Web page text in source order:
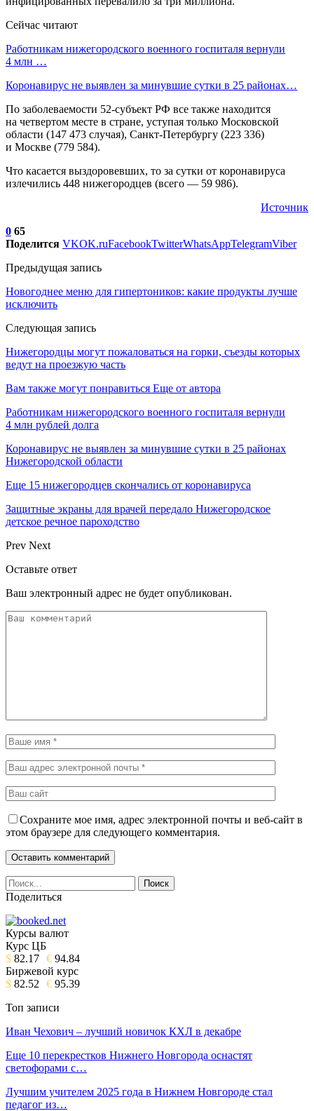
Сейчас читают
Работникам нижегородского военного госпиталя вернули
4 млн …
Коронавирус не выявлен за минувшие сутки в 25 районах…
По заболеваемости 52-субъект РФ все также находится
на четвертом месте в стране, уступая только Московской
области (147 473 случая), Санкт-Петербургу (223 336)
и Москве (779 584).
Что касается выздоровевших, то за сутки от коронавируса
излечились 448 нижегородцев (всего — 59 986).
Источник
0 65
Поделится VKOK.ruFacebookTwitterWhatsAppTelegramViber
Предыдущая запись
Новогоднее меню для гипертоников: какие продукты лучше
исключить
Следующая запись
Нижегородцы могут пожаловаться на горки, съезды которых
ведут на проезжую часть
Вам также могут понравиться Еще от автора
Работникам нижегородского военного госпиталя вернули
4 млн рублей долга
Коронавирус не выявлен за минувшие сутки в 25 районах
Нижегородской области
Еще 15 нижегородцев скончались от коронавируса
Защитные экраны для врачей передало Нижегородское
детское речное пароходство
Prev Next
Оставьте ответ
Ваш электронный адрес не будет опубликован.
Сохраните мое имя, адрес электронной почты и веб-сайт в
этом браузере для следующего комментария.
Поделиться
Курсы валют
Курс ЦБ
$ 82.17 € 94.84
Биржевой курс
$ 82.52 € 95.39
Топ записи
Иван Чехович – лучший новичок КХЛ в декабре
Еще 10 перекрестков Нижнего Новгорода оснастят
светофорами с…
Лучшим учителем 2025 года в Нижнем Новгороде стал
педагог из…